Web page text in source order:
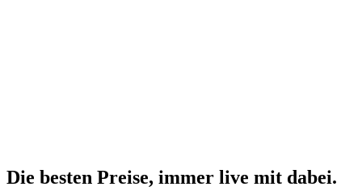
Die besten Preise, immer live mit dabei.